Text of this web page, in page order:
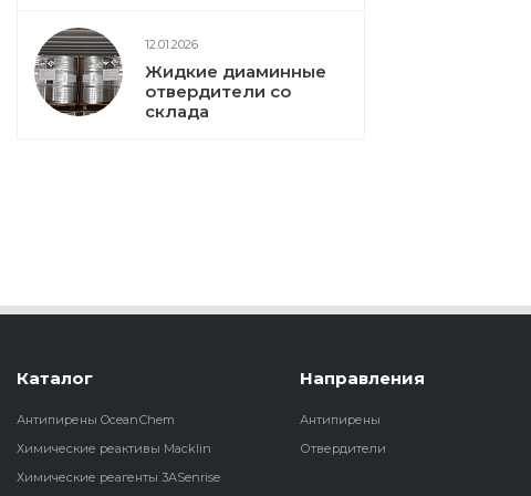
12.01.2026
Жидкие диаминные
отвердители со
склада
Каталог
Антипирены OceanСhem
Химические реактивы Macklin
Химические реагенты 3ASenrise
Направления
Антипирены
Отвердители